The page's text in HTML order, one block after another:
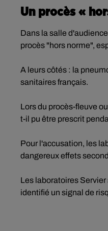
Un procès «
Dans la salle
procès "hors norme",
A leurs côtés : la
sanitaires français.
Lors du procès-fleuve
t-il pu être prescrit
Pour l'accusation, les
dangereux effets
Les laboratoires
identifié un signal de